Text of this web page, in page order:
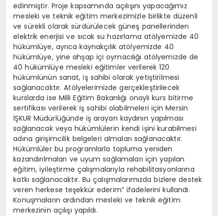
edinmiştir. Proje kapsamında açılışını yapacağımız
mesleki ve teknik eğitim merkezimizle birlikte düzenli
ve sürekli olarak sürdürülecek güneş panellerinden
elektrik enerjisi ve sıcak su hazırlama atölyemizde 40
hükümlüye, ayrıca kaynakçılık atölyemizde 40
hükümlüye, yine ahşap içi oymacılığı atölyemizde de
40 hükümlüye mesleki eğitimler verilerek 120
hükümlünün sanat, iş sahibi olarak yetiştirilmesi
sağlanacaktır. Atölyelerimizde gerçekleştirilecek
kurslarda ise Milli Eğitim Bakanlığı onaylı kurs bitirme
sertifikası verilerek iş sahibi olabilmeleri için Mersin
İŞKUR Müdürlüğünde iş arayan kaydının yapılması
sağlanacak veya hükümlülerin kendi işini kurabilmesi
adına girişimcilik belgeleri almaları sağlanacaktır.
Hükümlüler bu programlarla topluma yeniden
kazandırılmaları ve uyum sağlamaları için yapılan
eğitim, iyileştirme çalışmalarıyla rehabilitasyonlarına
katkı sağlanacaktır. Bu çalışmalarımızda bizlere destek
veren herkese teşekkür ederim” ifadelerini kullandı.
Konuşmaların ardından mesleki ve teknik eğitim
merkezinin açılışı yapıldı.